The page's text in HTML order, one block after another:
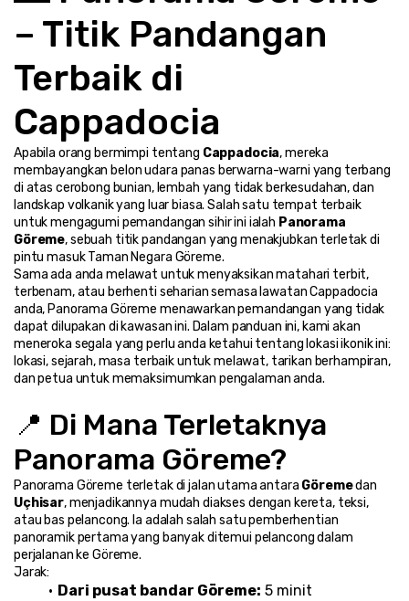
– Titik Pandangan
Terbaik di
Cappadocia
Apabila orang bermimpi tentang Cappadocia, mereka
membayangkan belon udara panas berwarna-warni yang terbang
di atas cerobong bunian, lembah yang tidak berkesudahan, dan
landskap volkanik yang luar biasa. Salah satu tempat terbaik
untuk mengagumi pemandangan sihir ini ialah Panorama
Göreme, sebuah titik pandangan yang menakjubkan terletak di
pintu masuk Taman Negara Göreme.
Sama ada anda melawat untuk menyaksikan matahari terbit,
terbenam, atau berhenti seharian semasa lawatan Cappadocia
anda, Panorama Göreme menawarkan pemandangan yang tidak
dapat dilupakan di kawasan ini. Dalam panduan ini, kami akan
meneroka segala yang perlu anda ketahui tentang lokasi ikonik ini:
lokasi, sejarah, masa terbaik untuk melawat, tarikan berhampiran,
dan petua untuk memaksimumkan pengalaman anda.
📍 Di Mana Terletaknya
Panorama Göreme?
Panorama Göreme terletak di jalan utama antara Göreme
Uçhisar, menjadikannya mudah diakses dengan kereta, teksi,
atau bas pelancong. Ia adalah salah satu pemberhentian
panoramik pertama yang banyak ditemui pelancong dalam
perjalanan ke Göreme.
Jarak:
Dari pusat bandar Göreme: 5 minit